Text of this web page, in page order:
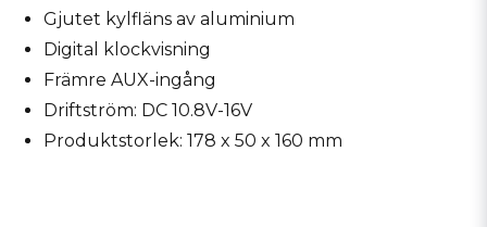
Gjutet kylfläns av aluminium
Digital klockvisning
Främre AUX-ingång
Driftström: DC 10.8V-16V
Produktstorlek: 178 x 50 x 160 mm